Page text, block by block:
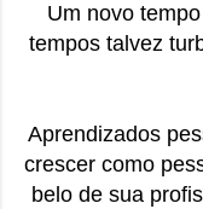
Um novo
tempos talvez
Aprendizados
crescer como
belo de sua